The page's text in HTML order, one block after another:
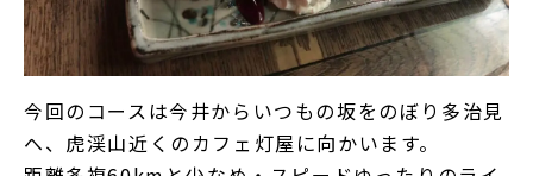
今回のコースは今井からいつもの坂をのぼり多治見
へ、虎渓山近くのカフェ灯屋に向かいます。